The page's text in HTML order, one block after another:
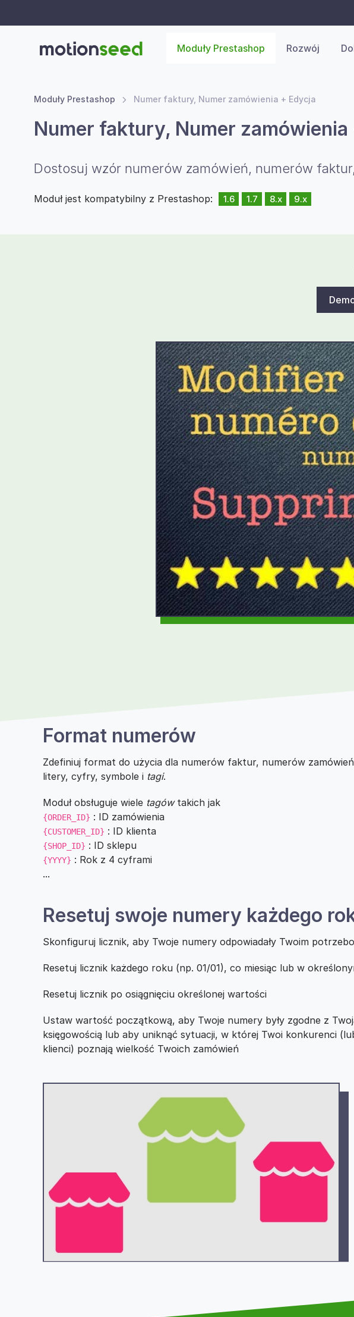
Moduły Prestashop Rozwój
Moduły Prestashop Numer faktury, Numer zamówienia + Edycja
Numer faktury, Numer zamówienia
Dostosuj wzór numerów zamówień, numerów
Moduł jest kompatybilny z Prestashop: 1.6 1.7 8.x 9.x
Format numerów
Zdefiniuj format do użycia dla numerów faktur, numerów
litery, cyfry, symbole i tagi.
Moduł obsługuje wiele tagówtakich jak
{ORDER_ID} : ID zamówienia
{CUSTOMER_ID} : ID klienta
{SHOP_ID} : ID sklepu
{YYYY} : Rok z 4 cyframi
...
Resetuj swoje numery każdego
Skonfiguruj licznik, aby Twoje numery odpowiadały Twoim
Resetuj licznik każdego roku (np. 01/01), co miesiąc lub w
Resetuj licznik po osiągnięciu określonej wartości
Ustaw wartość początkową, aby Twoje numery były zgodne z
księgowością lub aby uniknąć sytuacji, w której Twoi konkurenci
klienci) poznają wielkość Twoich zamówień